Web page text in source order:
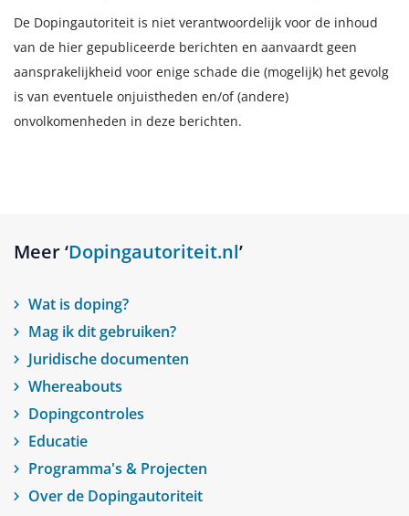
De Dopingautoriteit is niet verantwoordelijk voor de inhoud
van de hier gepubliceerde berichten en aanvaardt geen
aansprakelijkheid voor enige schade die (mogelijk) het gevolg
is van eventuele onjuistheden en/of (andere)
onvolkomenheden in deze berichten.
Meer ‘Dopingautoriteit.nl’
Wat is doping?
Mag ik dit gebruiken?
Juridische documenten
Whereabouts
Dopingcontroles
Educatie
Programma's & Projecten
Over de Dopingautoriteit